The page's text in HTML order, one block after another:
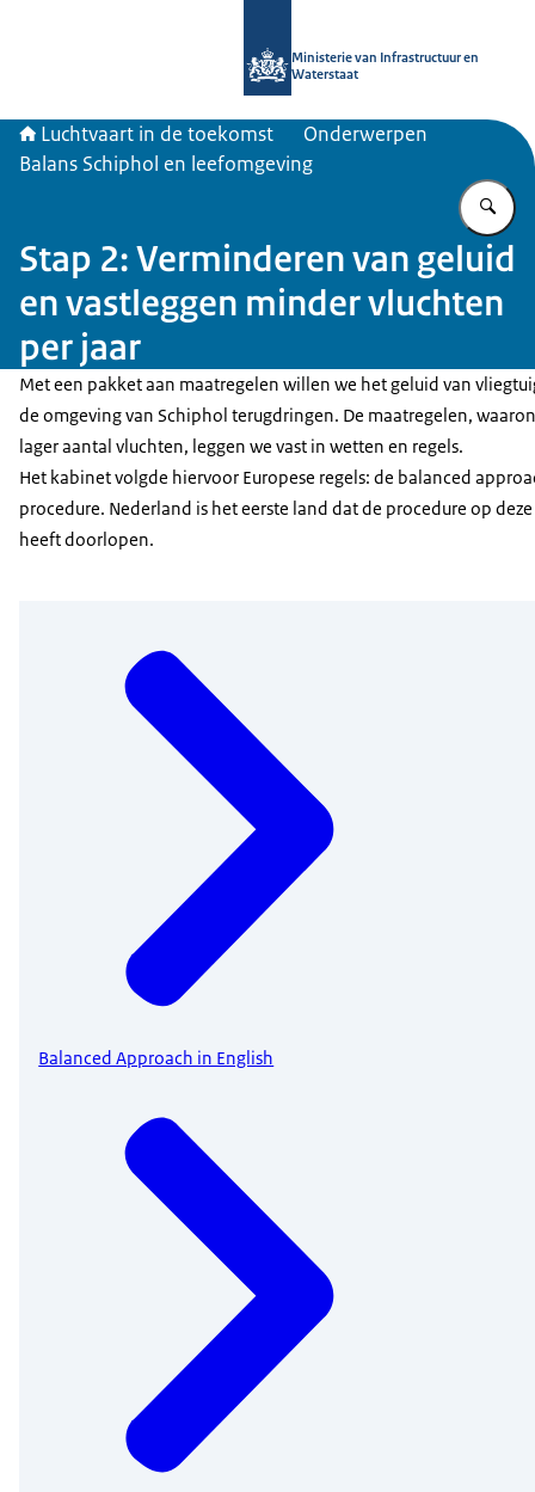
Ministerie van Infrastructuur en
Waterstaat
Luchtvaart in de toekomst
Onderwerpen
Balans Schiphol en leefomgeving
Stap 2: Verminderen van geluid
en vastleggen minder vluchten
per jaar
Met een pakket aan maatregelen willen we het geluid van
de omgeving van Schiphol terugdringen. De maatregelen,
lager aantal vluchten, leggen we vast in wetten en regels.
Het kabinet volgde hiervoor Europese regels: de balanced
procedure. Nederland is het eerste land dat de procedure op
heeft doorlopen.
Balanced Approach in English